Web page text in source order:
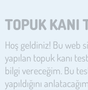
TOPUK KANI
Hoş geldiniz! Bu web
yapılan topuk kanı
bilgi vereceğim. Bu
yapıldığını